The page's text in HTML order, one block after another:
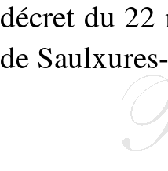
décret du
de